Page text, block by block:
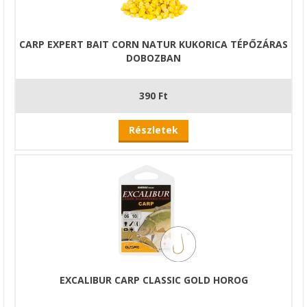
CARP EXPERT BAIT CORN NATUR KUKORICA TÉPŐZÁRAS
DOBOZBAN
390 Ft
Részletek
EXCALIBUR CARP CLASSIC GOLD HOROG